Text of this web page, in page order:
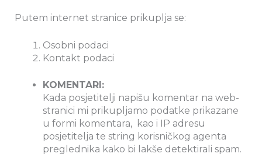
Putem internet stranice prikuplja se:
Osobni podaci
Kontakt podaci
KOMENTARI:
Kada posjetitelji napišu komentar na web-
stranici mi prikupljamo podatke prikazane
u formi komentara, kao i IP adresu
posjetitelja te string korisničkog agenta
preglednika kako bi lakše detektirali spam.